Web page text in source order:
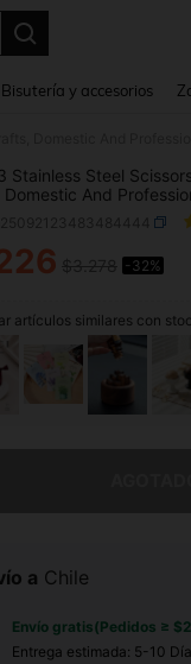
Bisutería y accesorios
Stainless Steel
Domestic And
AND-32%
artículos similares con
a Chile
Envío gratis(Pedidos ≥
Entrega estimada: 5-10